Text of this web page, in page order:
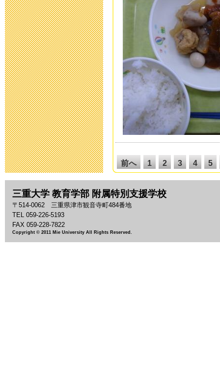
2014年3月14日
平成26年度入
2013年9月 2日
伝言ダイヤル
いて
2012年11月 1日
2012年9月 9日
ホームページ
前へ 1 2 3 4
5
26
27 28
38
62
三重大学 教育学部 附属特別支援学校
〒514-0062 三重県津市観音寺町484番地
TEL 059-226-5193
FAX 059-228-7822
Copyright © 2011 Mie University All Rights Reserved.